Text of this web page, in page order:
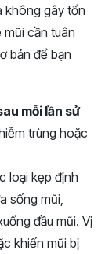
không gây tổn
cần tuân
bản để bạn
mỗi lần sử
trùng hoặc
loại kẹp định
sống mũi,
đầu mũi. Vị
khiến mũi bị